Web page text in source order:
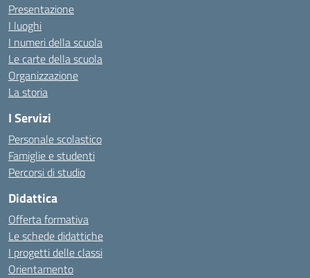
Presentazione
I luoghi
I numeri della scuola
Le carte della scuola
Organizzazione
La storia
I Servizi
Personale scolastico
Famiglie e studenti
Percorsi di studio
Didattica
Offerta formativa
Le schede didattiche
I progetti delle classi
Orientamento